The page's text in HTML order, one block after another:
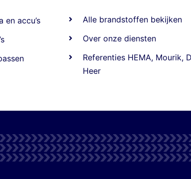
en accu’s
Alle brandstoffen bekijken
Over onze diensten
Referenties HEMA, Mourik,
Heer